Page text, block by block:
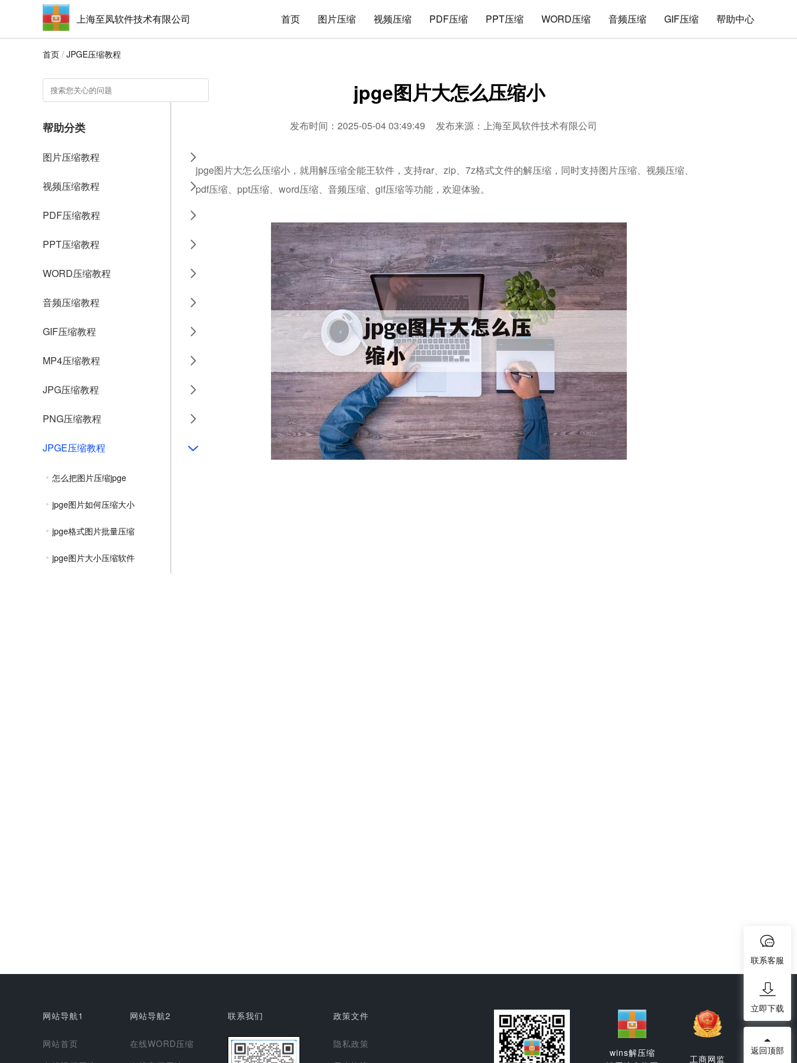
上海至凤软件技术有限公司 首页 图片压缩 视频压缩 PDF压缩 PPT压缩 WORD压缩 音频压缩 GIF压缩 帮助中心
首页 / JPGE压缩教程
帮助分类
图片压缩教程
视频压缩教程
PDF压缩教程
PPT压缩教程
WORD压缩教程
音频压缩教程
GIF压缩教程
MP4压缩教程
JPG压缩教程
PNG压缩教程
JPGE压缩教程
怎么把图片压缩jpge
jpge图片如何压缩大小
jpge格式图片批量压缩
jpge图片大小压缩软件
jpge图片大怎么压缩小
发布时间：2025-05-04 03:49:49 发布来源：上海至凤软件技术有限公司
jpge图片大怎么压缩小，就用解压缩全能王软件，支持rar、zip、7z格式文件的解压缩，同时支持图片压缩、视频压缩、
pdf压缩、ppt压缩、word压缩、音频压缩、gif压缩等功能，欢迎体验。
网站导航1
网站首页
网站导航2
在线WORD压缩
联系我们 政策文件
隐私政策
wins解压缩
工商网监
联系客服
立即下载
返回顶部